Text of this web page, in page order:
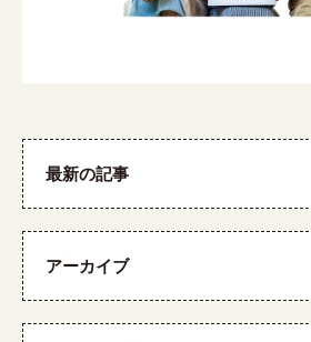
最新の記事
アーカイブ